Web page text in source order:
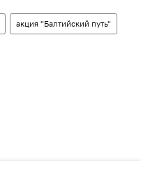
акция "Балтийский путь"